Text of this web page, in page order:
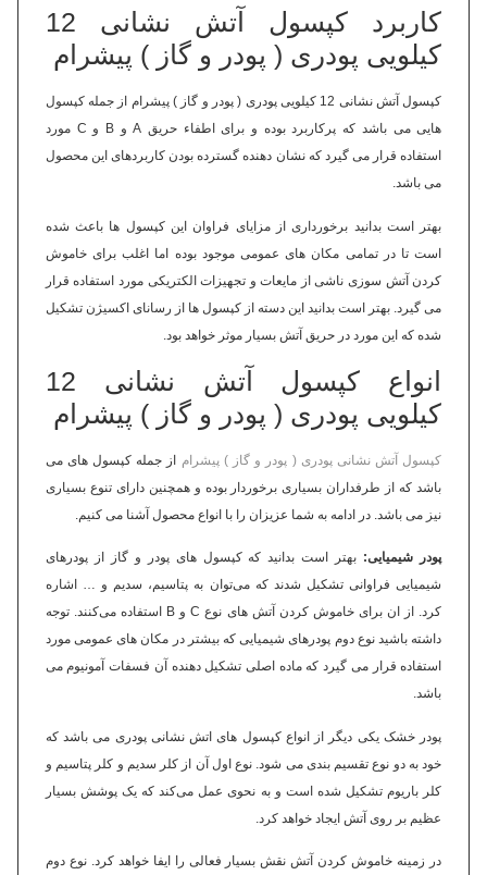
کاربرد کپسول آتش نشانی 12
کیلویی پودری ( پودر و گاز ) پیشرام
کپسول آتش نشانی 12 کیلویی پودری ( پودر و گاز ) پیشرام از جمله کپسول
هایی می باشد که پرکاربرد بوده و برای اطفاء حریق A و B و C مورد
استفاده قرار می گیرد که نشان دهنده گسترده بودن کاربردهای این محصول
می باشد.
بهتر است بدانید برخورداری از مزایای فراوان این کپسول ها باعث شده
است تا در تمامی مکان های عمومی موجود بوده اما اغلب برای خاموش
کردن آتش سوزی ناشی از مایعات و تجهیزات الکتریکی مورد استفاده قرار
می گیرد. بهتر است بدانید این دسته از کپسول ها از رسانای اکسیژن تشکیل
شده که این مورد در حریق آتش بسیار موثر خواهد بود.
انواع کپسول آتش نشانی 12
کیلویی پودری ( پودر و گاز ) پیشرام
کپسول آتش نشانی پودری ( پودر و گاز ) پیشرام از جمله کپسول های می
باشد که از طرفداران بسیاری برخوردار بوده و همچنین دارای تنوع بسیاری
نیز می باشد. در ادامه به شما عزیزان را با انواع محصول آشنا می کنیم.
پودر شیمیایی: بهتر است بدانید که کپسول های پودر و گاز از پودرهای
شیمیایی فراوانی تشکیل شدند که می‌توان به پتاسیم، سدیم و … اشاره
کرد. از ان برای خاموش کردن آتش های نوع C و B استفاده می‌کنند. توجه
داشته باشید نوع دوم پودرهای شیمیایی که بیشتر در مکان های عمومی مورد
استفاده قرار می گیرد که ماده اصلی تشکیل دهنده آن فسفات آمونیوم می
باشد.
پودر خشک یکی دیگر از انواع کپسول های اتش نشانی پودری می باشد که
خود به دو نوع تقسیم بندی می شود. نوع اول آن از کلر سدیم و کلر پتاسیم و
کلر باریوم تشکیل شده است و به نحوی عمل می‌کند که یک پوشش بسیار
عظیم بر روی آتش ایجاد خواهد کرد.
در زمینه خاموش کردن آتش نقش بسیار فعالی را ایفا خواهد کرد. نوع دوم